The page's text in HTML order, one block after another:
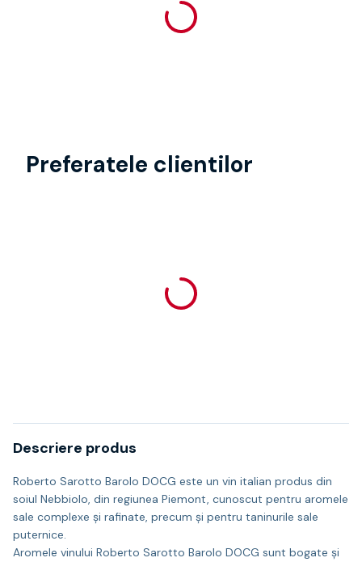
Preferatele clientilor
Descriere produs
Roberto Sarotto Barolo DOCG este un vin italian produs din
soiul Nebbiolo, din regiunea Piemont, cunoscut pentru aromele
sale complexe și rafinate, precum și pentru taninurile sale
puternice.
Aromele vinului Roberto Sarotto Barolo DOCG sunt bogate și